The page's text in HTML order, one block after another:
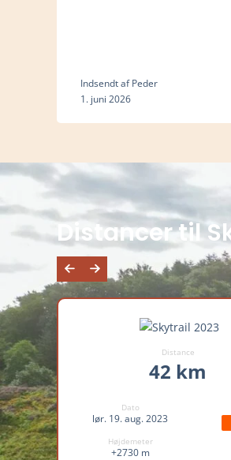
Indsendt af Peder
1. juni 2026
Distancer til
Distance
42 km
Dato
lør. 19. aug. 2023
Højdemeter
+2730 m